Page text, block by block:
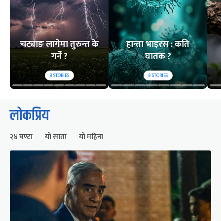
चट्याङ लागेमा तुरुन्त के
गर्ने ?
9STORIES
हान्ता भाइरस : कति
घातक ?
8STORIES
लोकप्रिय
२४ घण्टा यो साता यो महिना